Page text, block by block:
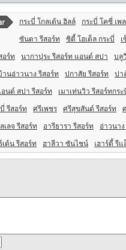
กระบี่ โกลเด้น ฮิลล์ กระบี่ โคซี่ เพ
ซันดา รีสอร์ท ซิตี้ โฮเต็ล กระบี่
อร์ท นากาปุระ รีสอร์ท แอนด์ สปา บลู
านอ่าวนาง รีสอร์ท ปกาสัย รีสอร์ท ปา
นด์ สปา รีสอร์ท เมาเท่นวิว รีสอร์ทกระ
รีสอร์ท ศรีเพชร ศรีสุขสันต์ รีสอร์ท
เลจ รีสอร์ท อารีธารา รีสอร์ท อ่าวนา
เด้น รีสอร์ท ฮาลีวา ซันไชน์ เฮาร์ดี้ รี